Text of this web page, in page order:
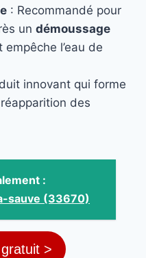
: Recommandé pour
un démoussage
l’eau de
innovant qui forme
des
:
sauve (33670)
>